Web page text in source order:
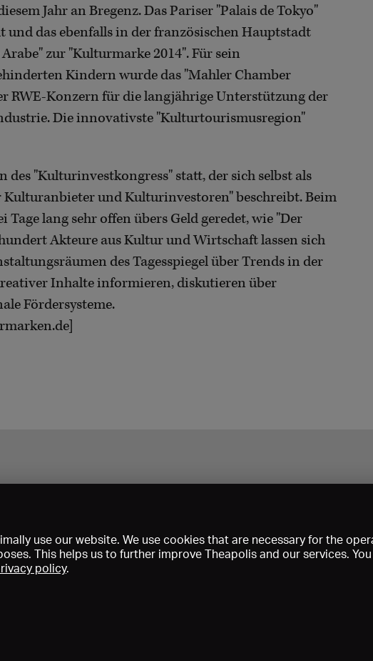
Jahr an Bregenz. Das Pariser "Palais de Tokyo"
und das ebenfalls in der französischen Hauptstadt
zur "Kulturmarke 2014". Für sein
Kindern wurde das "Mahler Chamber
RWE-Konzern für die langjährige Unterstützung der
Die innovativste "Kulturtourismusregion"
des "Kulturinvestkongress" statt, der sich selbst als
und Kulturinvestoren" beschreibt. Beim
Tage lang sehr offen übers Geld geredet, wie "Der
Akteure aus Kultur und Wirtschaft lassen sich
des Tagesspiegel über Trends in der
Inhalte informieren, diskutieren über
Fördersysteme.
use our website. We use cookies that are necessary for the
This helps us to further improve Theapolis and our services.
policy.